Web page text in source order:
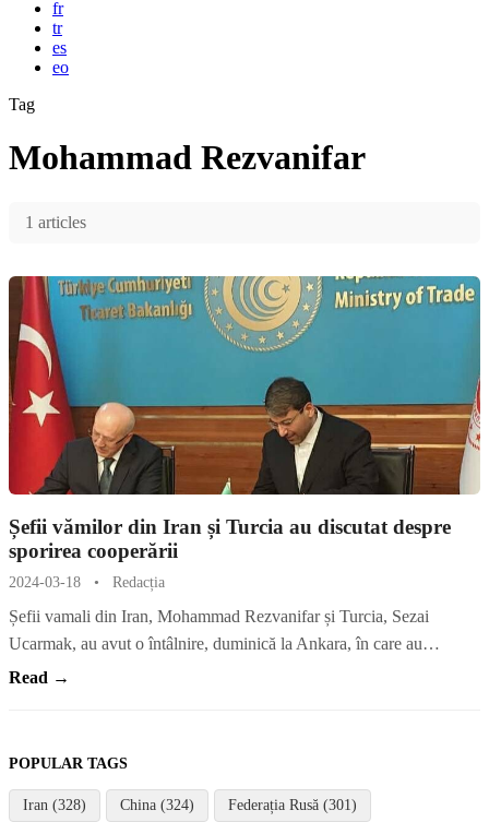
fr
tr
es
eo
Tag
Mohammad Rezvanifar
1 articles
Șefii vămilor din Iran și Turcia au discutat despre
sporirea cooperării
2024-03-18 • Redacția
Șefii vamali din Iran, Mohammad Rezvanifar și Turcia, Sezai
Ucarmak, au avut o întâlnire, duminică la Ankara, în care au…
Read →
POPULAR TAGS
Iran (328) China (324) Federația Rusă (301)